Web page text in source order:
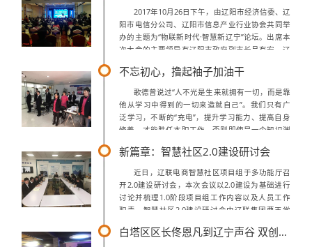
2017年10月26日下午，由辽阳市经济信委、辽
阳市电信分公司、辽阳市信息产业行业协会共同举
办的主题为“物联新时代·智慧新辽宁”论坛。出席本
次大会的主要领导有辽阳市政府副市长吕有宏、辽
纪、辽阳市经信委副主任宿文举...
不忘初心，撸起袖子加油干
歌德曾说过“人不光是生来就拥有一切，而是靠
他从学习中得到的一切来造就自己”。我们只有广
泛学习，不断的“充电”，提升学习能力、提高自身
修养，才能胜任本职工作。否则即使是一个知识渊
代淘汰，即使是一个工作上尽心尽力的人...
新篇章：智慧社区2.0建设研讨会
近日，辽联电商智慧社区项目组于多功能厅召
开2.0建设研讨会，本次会议以2.0建设为基础进行
讨论并梳理1.0阶段项目组工作内容以及人员工作
职责。智慧社区2.0建设研讨会由辽联集团曹玉学
未来将是大数据的时代，当整个大...
白塔区区长佟恩凡到辽宁声谷 双创孵化基地考察指导